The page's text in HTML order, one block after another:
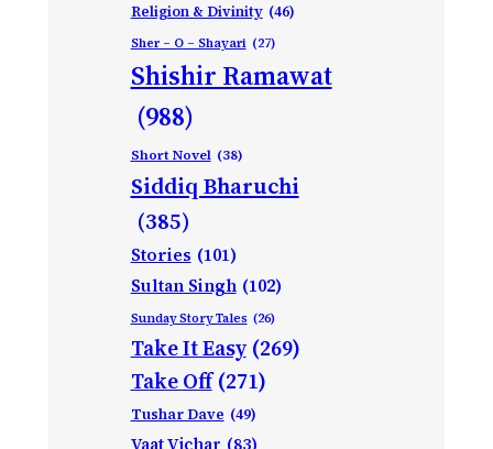
Religion & Divinity (46)
Sher – O – Shayari (27)
Shishir Ramawat
(988)
Short Novel (38)
Siddiq Bharuchi
(385)
Stories (101)
Sultan Singh (102)
Sunday Story Tales (26)
Take It Easy (269)
Take Off (271)
Tushar Dave (49)
Vaat Vichar (83)